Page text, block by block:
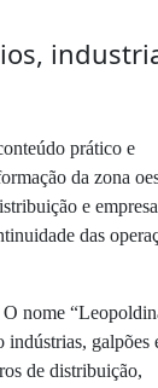
prático e
da zona
e
das
nome
indústrias, galpões
de distribuição,